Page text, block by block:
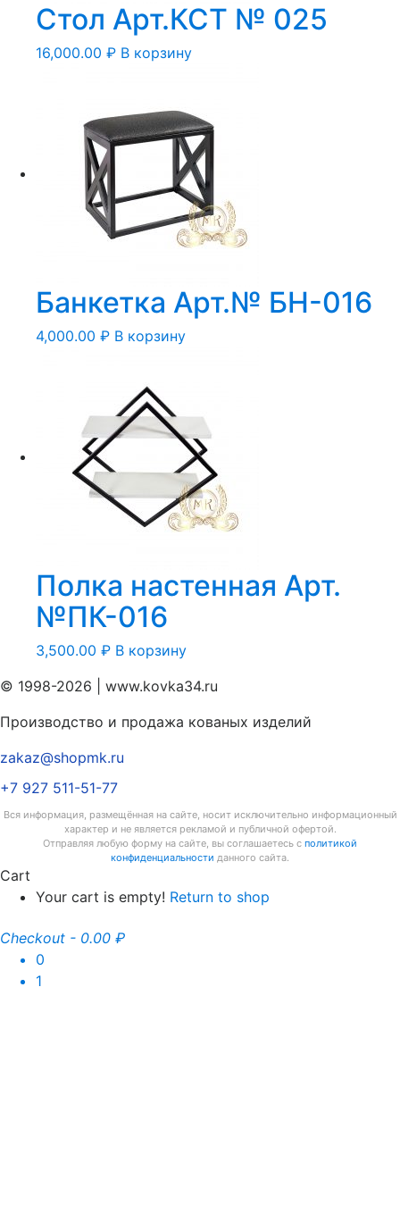
Стол Арт.КСТ № 025
16,000.00 ₽ В корзину
Банкетка Арт.№ БН-016
4,000.00 ₽ В корзину
Полка настенная Арт.
№ПК-016
3,500.00 ₽ В корзину
© 1998-2026 | www.kovka34.ru
Производство и продажа кованых изделий
zakaz@shopmk.ru
+7 927 511-51-77
Вся информация, размещённая на сайте, носит исключительно информационный
характер и не является рекламой и публичной офертой.
Отправляя любую форму на сайте, вы соглашаетесь с политикой
конфиденциальности данного сайта.
Cart
Your cart is empty! Return to shop
Checkout - 0.00 ₽
0
1